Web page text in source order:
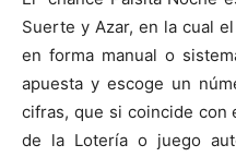
Suerte y Azar, en la cual
en forma manual o
apuesta y escoge un
cifras, que si coincide con
de la Lotería o juego